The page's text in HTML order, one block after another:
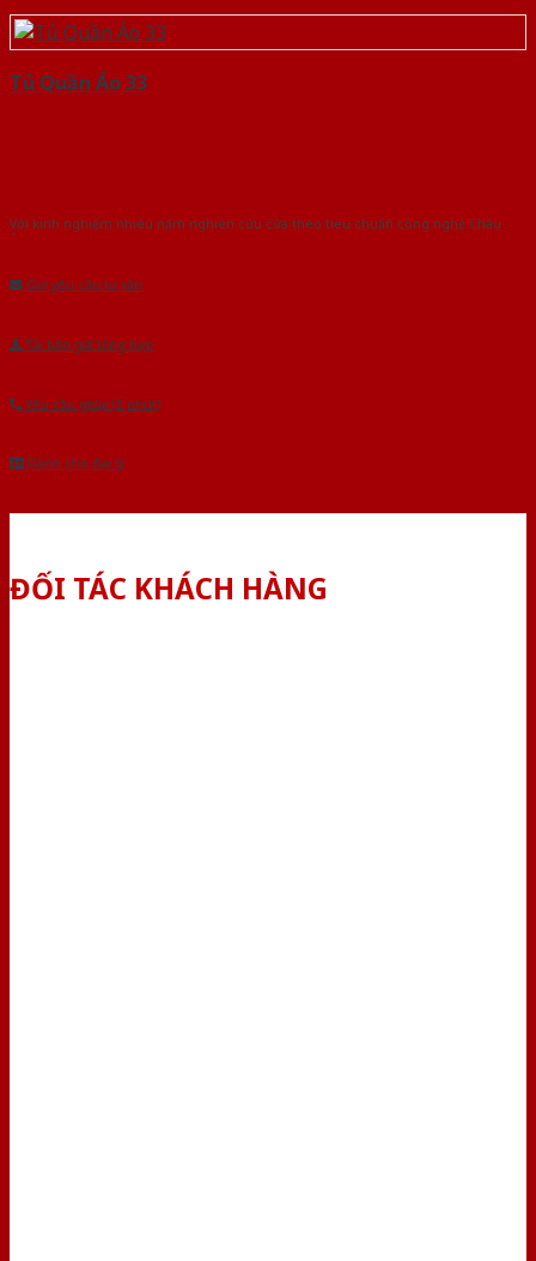
Tủ Quần Áo 33
Với kinh nghiệm nhiêu năm nghiên cứu cửa theo tiêu chuẩn công nghệ Châu
Gửi yêu cầu tư vấn
Tải báo giá tổng hợp
Yêu cầu gọi lại (3 phút)
Dành cho đại lý
ĐỐI TÁC KHÁCH HÀNG